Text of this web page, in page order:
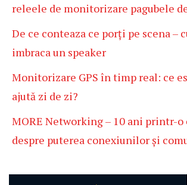
releele de monitorizare pagubele
De ce conteaza ce porți pe scena –
imbraca un speaker
Monitorizare GPS în timp real: ce
ajută zi de zi?
MORE Networking – 10 ani printr-
despre puterea conexiunilor și